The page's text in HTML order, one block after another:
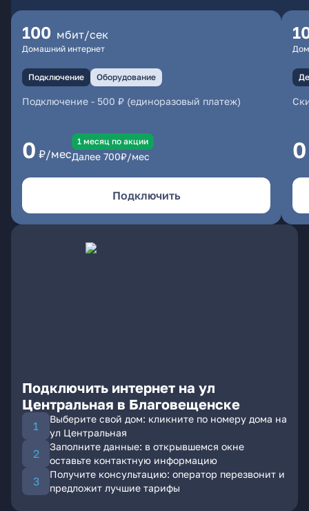
100 мбит/сек
Домашний интернет
Подключение Оборудование
Подключение - 500 ₽ (единоразовый платеж)
0 ₽/мес
1 месяц по акции
Далее 700₽/мес
Подключить
0
Подключить интернет на ул
Центральная в Благовещенске
Выберите свой дом: кликните по номеру дома на
ул Центральная
Заполните данные: в открывшемся окне
оставьте контактную информацию
Получите консультацию: оператор перезвонит и
предложит лучшие тарифы